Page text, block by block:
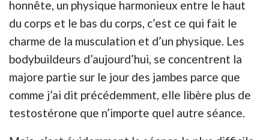
honnête, un physique harmonieux entre le haut
du corps et le bas du corps, c’est ce qui fait le
charme de la musculation et d’un physique. Les
bodybuildeurs d’aujourd’hui, se concentrent la
majore partie sur le jour des jambes parce que
comme j’ai dit précédemment, elle libère plus de
testostérone que n’importe quel autre séance.